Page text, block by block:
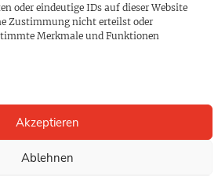
oder eindeutige IDs auf dieser Website
Zustimmung nicht erteilst oder
Merkmale und Funktionen
Akzeptieren
Ablehnen